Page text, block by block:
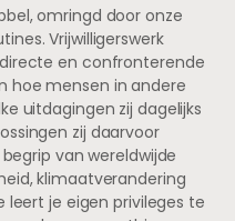
omringd door onze
Vrijwilligerswerk
en confronterende
hoe mensen in andere
uitdagingen zij dagelijks
zij daarvoor
van wereldwijde
klimaatverandering
leert je eigen privileges te